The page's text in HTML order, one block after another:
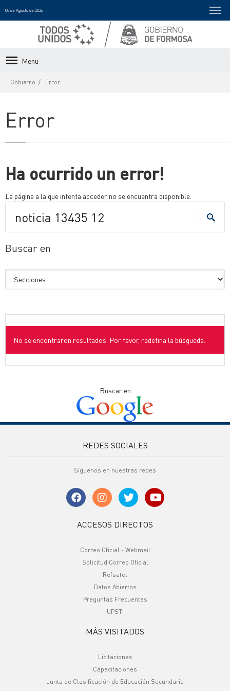
08 de Agosto de 2026
Menu
Gobierno Error
Error
Ha ocurrido un error!
La página a la que intenta acceder no se encuentra disponible.
Buscar en
No se encontraron resultados. Por favor, redefina la búsqueda.
Buscar en
REDES SOCIALES
Síguenos en nuestras redes
ACCESOS DIRECTOS
Correo Oficial - Webmail
Solicitud Correo Oficial
Refsatel
Datos Abiertos
Preguntas Frecuentes
UPSTI
MÁS VISITADOS
Licitaciones
Capacitaciones
Junta de Clasificación de Educación Secundaria